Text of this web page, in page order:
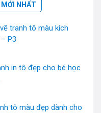
MỚI NHẤT
tranh tô màu kích
P3
in tô đẹp cho bé học
tô màu đẹp dành cho